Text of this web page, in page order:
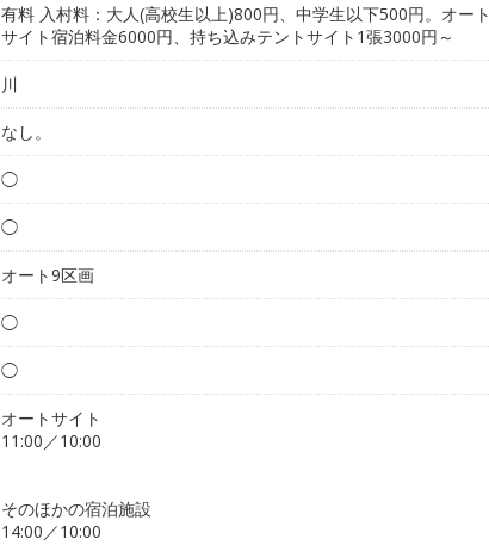
有料 入村料：大人(高校生以上)800円、中学生以下500円。オート
サイト宿泊料金6000円、持ち込みテントサイト1張3000円～
川
なし。
◯
◯
オート9区画
◯
◯
オートサイト
11:00／10:00
そのほかの宿泊施設
14:00／10:00